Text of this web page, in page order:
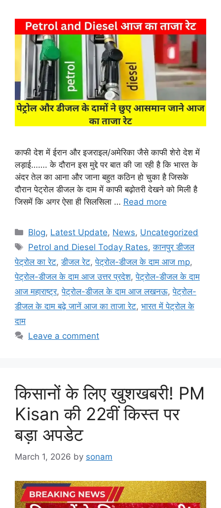
काफी देश में ईरान और इजराइल/अमेरिका जैसे काफी शेरो देश में
लड़ाई……. के दौरान इस मुद्दे पर बात की जा रही है कि भारत के
अंदर तेल का आना और जाना बहुत कठिन हो चुका है जिसके
दौरान पेट्रोल डीजल के दाम में काफी बढ़ोतरी देखने को मिली है
जिसमें कि अगर ऐसा ही सिलसिला … Read more
Categories
Blog, Latest Update, News, Uncategorized
Tags
Petrol and Diesel Today Rates,कानपुर डीजल
पेट्रोल का रेट,डीजल रेट,पेट्रोल-डीजल के दाम आज mp,
पेट्रोल-डीजल के दाम आज उत्तर प्रदेश,पेट्रोल-डीजल के दाम
आज महाराष्ट्र,पेट्रोल-डीजल के दाम आज लखनऊ,पेट्रोल-
डीजल के दाम बढ़े जानें आज का ताजा रेट, भारत में पेट्रोल के
दाम
Leave a comment
किसानों के लिए खुशखबरी! PM
Kisan की 22वीं किस्त पर
बड़ा अपडेट
March 1, 2026 by sonam